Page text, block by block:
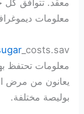
معقد. تتوافق كل
معلومات
معلومات تحتفظ
يعانون من مرض
بوليصة مختلفة.